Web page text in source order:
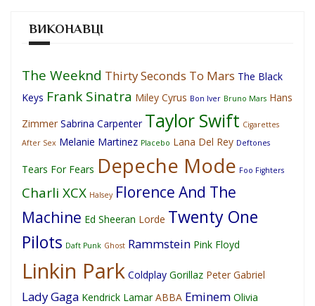
ВИКОНАВЦІ
The Weeknd Thirty Seconds To Mars The Black
Keys Frank Sinatra Miley Cyrus Bon Iver Bruno Mars Hans
Zimmer Sabrina Carpenter Taylor Swift Cigarettes
After Sex Melanie Martinez Placebo Lana Del Rey Deftones
Tears For Fears Depeche Mode Foo Fighters
Charli XCX Halsey Florence And The
Machine Ed Sheeran Lorde Twenty One
Pilots Daft Punk Ghost Rammstein Pink Floyd
Linkin Park Coldplay Gorillaz Peter Gabriel
Lady Gaga Kendrick Lamar ABBA Eminem Olivia